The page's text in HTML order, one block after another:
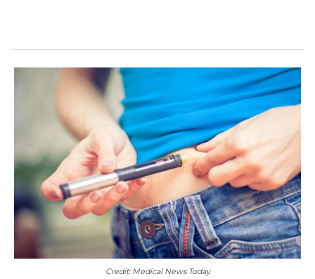
Credit: Medical News Today